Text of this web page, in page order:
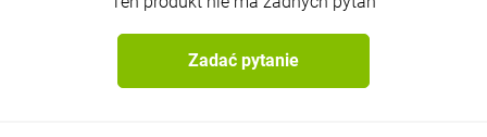
Zadać pytanie